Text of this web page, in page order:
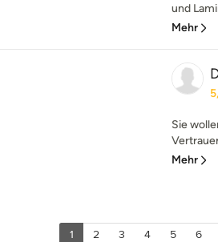
und
Mehr
Sie
Mehr
1 2 3 4 5 6